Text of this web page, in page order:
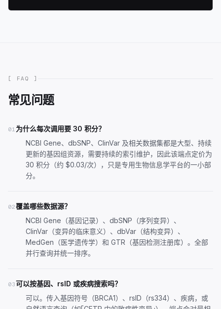
[ FAQ ]
常见问题
01 为什么每次调用要 30 积分？
NCBI Gene、dbSNP、ClinVar 及相关数据集都是大型、持续
更新的基因组资源，需要持续的索引维护，因此该端点定价为
30 积分（约 $0.03/次），只是专用生物信息学平台的一小部
分。
02覆盖哪些数据源？
NCBI Gene（基因记录）、dbSNP（序列变异）、
ClinVar（变异的临床意义）、dbVar（结构变异）、
MedGen（医学遗传学）和 GTR（基因检测注册库）。全部
并行查询并统一排序。
03可以按基因、rsID 或疾病搜索吗？
可以。传入基因符号（BRCA1）、rsID（rs334）、疾病，或